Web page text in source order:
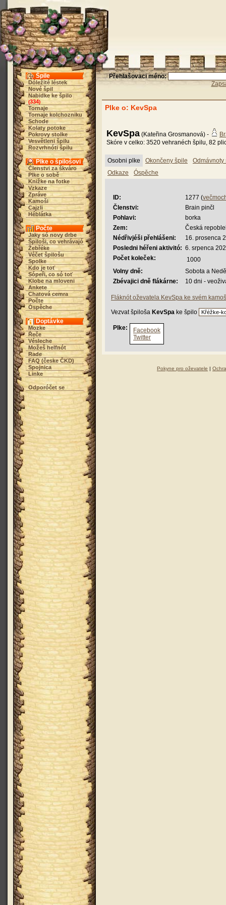
Špile
Dóležité léstek
Nové špil
Nabidke ke špilo
(334)
Tornaje
Tornaje kolchozniku
Schode
Kolaty potoke
Pokrovy stolke
Vesvětleni špilu
Rozvrhnóti špilu
Plke o špilošovi
Členstvi za škváro
Plke o sobě
Knižke na fotke
Vzkaze
Zpráve
Kamoši
Cajzli
Héblátka
Počte
Jaky só novy drbe
Špiloši, co vehrávajó
Žebřéke
Véčet špilošu
Spolke
Kdo je toť
Sópeři, co só toť
Klobe na mloveni
Ankete
Chatová cemra
Počte
Óspěche
Doptávke
Mozke
Řeče
Vésleche
Možeš helfnót
Rade
FAQ (česke ČKD)
Spojnica
Linke
Odporóčet se
Přehlašovaci méno:
Plke o: KevSpa
KevSpa (Kateřina Grosmanová) -
Skóre v celko: 3520 vehranéch špilu, 82
Osobni plke Okončeny špile
Odmávnoty
Odkaze
Óspěche
ID: 1277 (
Členstvi:
Brain pinčl
Pohlavi:
borka
Zem:
Česká
Nédřivjéši přehlášeni:
16. prosenca
Posledni héřeni aktivitó: 6. srpenca
Počet koleček:
1000
Volny dně:
Sobota a
Zbévajici dně flákárne:
10 dni -
Fláknót oževatela KevSpa ke svém
Vezvat špiloša KevSpa ke špilo
Plke:
Facebook
Twitter
Pokyne pro oževatele |